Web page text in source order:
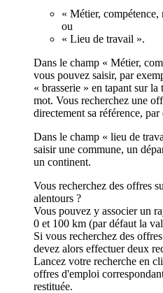
« Métier,
ou
« Lieu de travail ».
Dans le champ « Métier,
vous pouvez saisir, par
« brasserie » en tapant sur
mot. Vous recherchez une
directement sa référence,
Dans le champ « lieu de
saisir une commune, un
un continent.
Vous recherchez des offres
alentours ?
Vous pouvez y associer un
0 et 100 km (par défaut la
Si vous recherchez des
devez alors effectuer deux
Lancez votre recherche en
offres d'emploi
restituée.